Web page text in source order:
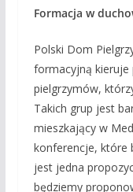
Formacja w
Polski Dom
formacyjną kieruje
pielgrzymów,
Takich grup jest
mieszkający w
konferencje, które
jest jedna
będziemy